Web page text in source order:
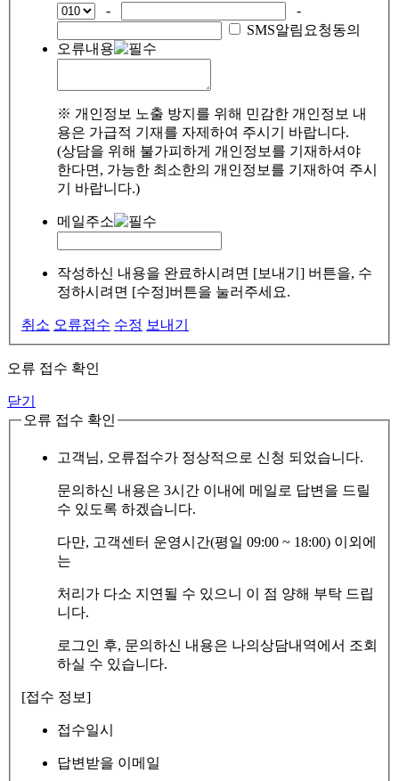
-
-
SMS알림요청동의
오류내용
※ 개인정보 노출 방지를 위해 민감한 개인정보 내
용은 가급적 기재를 자제하여 주시기 바랍니다.
(상담을 위해 불가피하게 개인정보를 기재하셔야
한다면, 가능한 최소한의 개인정보를 기재하여 주시
기 바랍니다.)
메일주소
작성하신 내용을 완료하시려면 [보내기] 버튼을, 수
정하시려면 [수정]버튼을 눌러주세요.
취소 오류접수 수정 보내기
오류 접수 확인
닫기
오류 접수 확인
고객님, 오류접수가 정상적으로 신청 되었습니다.
문의하신 내용은 3시간 이내에 메일로 답변을 드릴
수 있도록 하겠습니다.
다만, 고객센터 운영시간(평일 09:00 ~ 18:00) 이외에
는
처리가 다소 지연될 수 있으니 이 점 양해 부탁 드립
니다.
로그인 후, 문의하신 내용은 나의상담내역에서 조회
하실 수 있습니다.
[접수 정보]
접수일시
답변받을 이메일